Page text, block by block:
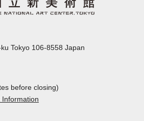
Tokyo 106-8558 Japan
before closing)